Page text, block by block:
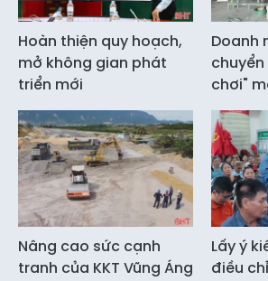
Hoàn thiện quy hoạch,
mở không gian phát
triển mới
Doanh
chơi"
Nâng cao sức cạnh
tranh của KKT Vũng Áng
Lấy ý
điều